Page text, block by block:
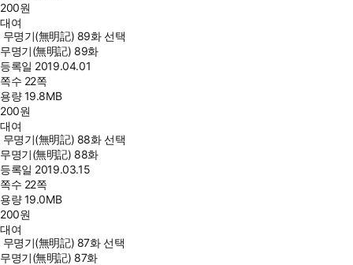
200원
대여
무명기(無明記) 89화 선택
무명기(無明記) 89화
등록일 2019.04.01
쪽수 22쪽
용량19.8MB
200원
대여
무명기(無明記) 88화 선택
무명기(無明記) 88화
등록일 2019.03.15
쪽수 22쪽
용량19.0MB
200원
대여
무명기(無明記) 87화 선택
무명기(無明記) 87화